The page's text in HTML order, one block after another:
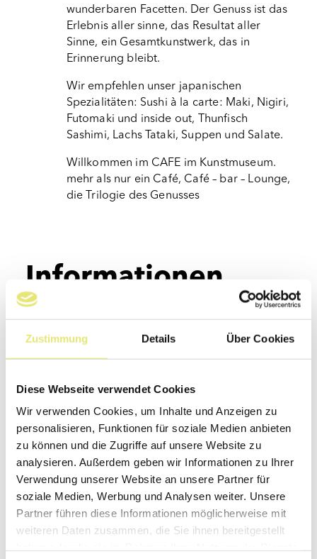
Zustimmung Details Über Cookies
Diese Webseite verwendet Cookies
Wir verwenden Cookies, um Inhalte und Anzeigen zu
personalisieren, Funktionen für soziale Medien anbieten
zu können und die Zugriffe auf unsere Website zu
analysieren. Außerdem geben wir Informationen zu Ihrer
Verwendung unserer Website an unsere Partner für
soziale Medien, Werbung und Analysen weiter. Unsere
Partner führen diese Informationen möglicherweise mit
weiteren Daten zusammen, die Sie ihnen bereitgestellt
wunderbaren Facetten. Der Genuss ist das
Erlebnis aller sinne, das Resultat aller
Sinne, ein Gesamtkunstwerk, das in
Erinnerung bleibt.
Wir empfehlen unser japanischen
Spezialitäten: Sushi à la carte: Maki, Nigiri,
Futomaki und inside out, Thunfisch
Sashimi, Lachs Tataki, Suppen und Salate.
Willkommen im CAFE im Kunstmuseum.
mehr als nur ein Café, Café – bar – Lounge,
die Trilogie des Genusses
Informationen
Kontakt
CAFE im kunstmuseum
9490 Vaduz
Tel +423 232 63 00
info@adler.li
Website
Öffnungszeiten